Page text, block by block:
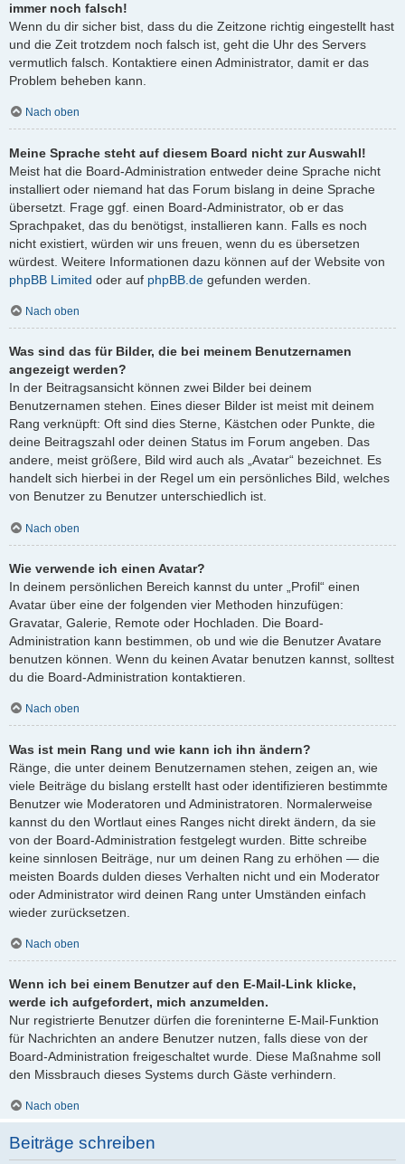
immer noch falsch!
Wenn du dir sicher bist, dass du die Zeitzone richtig eingestellt hast
und die Zeit trotzdem noch falsch ist, geht die Uhr des Servers
vermutlich falsch. Kontaktiere einen Administrator, damit er das
Problem beheben kann.
Nach oben
Meine Sprache steht auf diesem Board nicht zur Auswahl!
Meist hat die Board-Administration entweder deine Sprache nicht
installiert oder niemand hat das Forum bislang in deine Sprache
übersetzt. Frage ggf. einen Board-Administrator, ob er das
Sprachpaket, das du benötigst, installieren kann. Falls es noch
nicht existiert, würden wir uns freuen, wenn du es übersetzen
würdest. Weitere Informationen dazu können auf der Website von
phpBB Limited oder auf phpBB.de gefunden werden.
Nach oben
Was sind das für Bilder, die bei meinem Benutzernamen
angezeigt werden?
In der Beitragsansicht können zwei Bilder bei deinem
Benutzernamen stehen. Eines dieser Bilder ist meist mit deinem
Rang verknüpft: Oft sind dies Sterne, Kästchen oder Punkte, die
deine Beitragszahl oder deinen Status im Forum angeben. Das
andere, meist größere, Bild wird auch als „Avatar“ bezeichnet. Es
handelt sich hierbei in der Regel um ein persönliches Bild, welches
von Benutzer zu Benutzer unterschiedlich ist.
Nach oben
Wie verwende ich einen Avatar?
In deinem persönlichen Bereich kannst du unter „Profil“ einen
Avatar über eine der folgenden vier Methoden hinzufügen:
Gravatar, Galerie, Remote oder Hochladen. Die Board-
Administration kann bestimmen, ob und wie die Benutzer Avatare
benutzen können. Wenn du keinen Avatar benutzen kannst, solltest
du die Board-Administration kontaktieren.
Nach oben
Was ist mein Rang und wie kann ich ihn ändern?
Ränge, die unter deinem Benutzernamen stehen, zeigen an, wie
viele Beiträge du bislang erstellt hast oder identifizieren bestimmte
Benutzer wie Moderatoren und Administratoren. Normalerweise
kannst du den Wortlaut eines Ranges nicht direkt ändern, da sie
von der Board-Administration festgelegt wurden. Bitte schreibe
keine sinnlosen Beiträge, nur um deinen Rang zu erhöhen — die
meisten Boards dulden dieses Verhalten nicht und ein Moderator
oder Administrator wird deinen Rang unter Umständen einfach
wieder zurücksetzen.
Nach oben
Wenn ich bei einem Benutzer auf den E-Mail-Link klicke,
werde ich aufgefordert, mich anzumelden.
Nur registrierte Benutzer dürfen die foreninterne E-Mail-Funktion
für Nachrichten an andere Benutzer nutzen, falls diese von der
Board-Administration freigeschaltet wurde. Diese Maßnahme soll
den Missbrauch dieses Systems durch Gäste verhindern.
Nach oben
Beiträge schreiben